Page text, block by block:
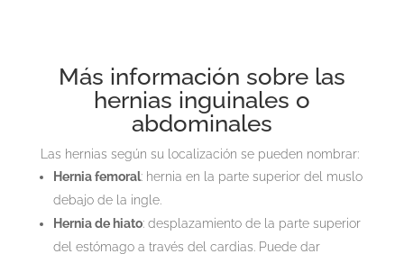
Más información sobre las
hernias inguinales o
abdominales
Las hernias según su localización se pueden nombrar:
Hernia femoral: hernia en la parte superior del muslo
debajo de la ingle.
Hernia de hiato: desplazamiento de la parte superior
del estómago a través del cardias. Puede dar